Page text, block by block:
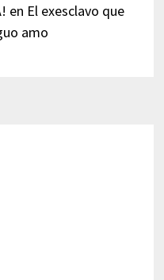
en El exesclavo que
amo